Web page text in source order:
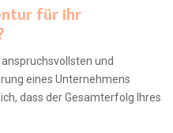
für Ihr
und
eines Unternehmens
dass der Gesamterfolg Ihres